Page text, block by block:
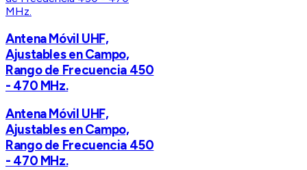
Antena Móvil UHF,
Ajustables en Campo,
Rango de Frecuencia 450
- 470 MHz.
Antena Móvil UHF,
Ajustables en Campo,
Rango de Frecuencia 450
- 470 MHz.